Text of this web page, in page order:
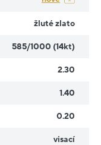
žluté zlato
585/1000 (14kt)
2.30
1.40
0.20
visací